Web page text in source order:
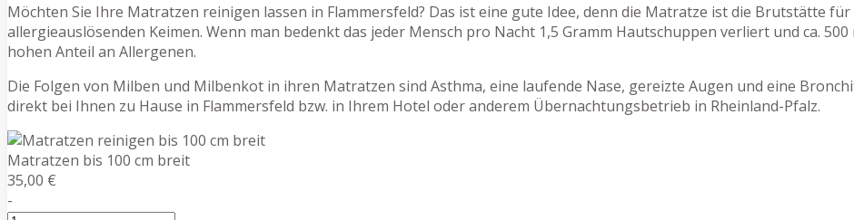
Möchten Sie Ihre Matratzen reinigen lassen in Flammersfeld? Das ist eine gute Idee, denn die Matratze ist die Brutstätte
allergieauslösenden Keimen. Wenn man bedenkt das jeder Mensch pro Nacht 1,5 Gramm Hautschuppen verliert und ca.
hohen Anteil an Allergenen.
Die Folgen von Milben und Milbenkot in ihren Matratzen sind Asthma, eine laufende Nase, gereizte Augen und eine
direkt bei Ihnen zu Hause in Flammersfeld bzw. in Ihrem Hotel oder anderem Übernachtungsbetrieb in Rheinland-Pfalz.
Matratzen bis 100 cm breit
35,00 €
-